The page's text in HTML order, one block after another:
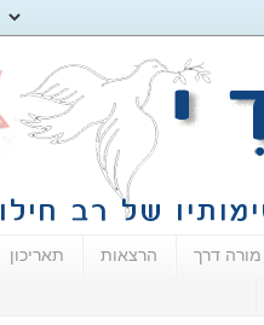
מורה דרך הרצאות תאריכון